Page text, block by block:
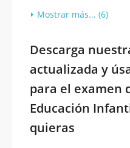
Mostrar más... (6)
Descarga
actualizada y
para el examen
Educación
quieras